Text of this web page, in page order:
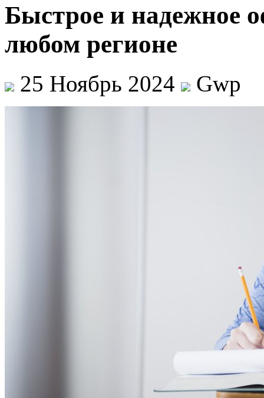
Быстрое и надежное
любом регионе
25 Ноябрь 2024 Gwp